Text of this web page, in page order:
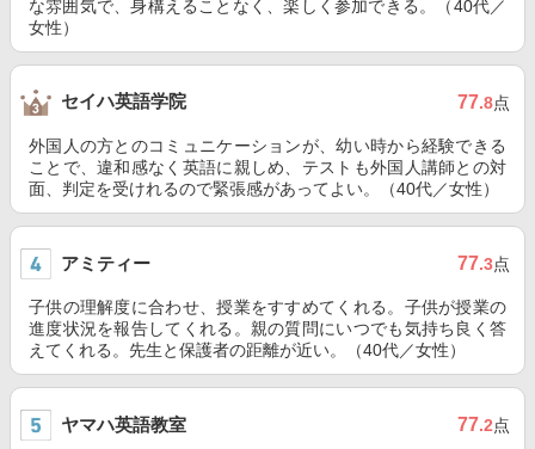
な雰囲気で、身構えることなく、楽しく参加できる。（40代／
女性）
セイハ英語学院 77.8点
外国人の方とのコミュニケーションが、幼い時から経験できる
ことで、違和感なく英語に親しめ、テストも外国人講師との対
面、判定を受けれるので緊張感があってよい。（40代／女性）
アミティー 77.3点
子供の理解度に合わせ、授業をすすめてくれる。子供が授業の
進度状況を報告してくれる。親の質問にいつでも気持ち良く答
えてくれる。先生と保護者の距離が近い。（40代／女性）
ヤマハ英語教室 77.2点